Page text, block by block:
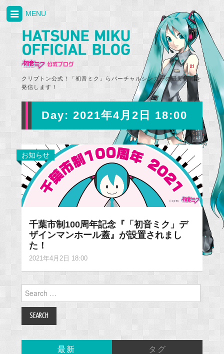
クリプトン公式！「初音ミク」らバーチャルシンガーの最新情報を
発信します！
MENU
Day: 2021年4月2日 18:00
お知らせ
千葉市制100周年記念『「初音ミク」デ
ザインマンホール蓋』が設置されまし
た！
2021年4月2日 18:00
for:
最新 タグ